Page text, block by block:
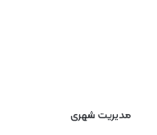
مدیریت شهری